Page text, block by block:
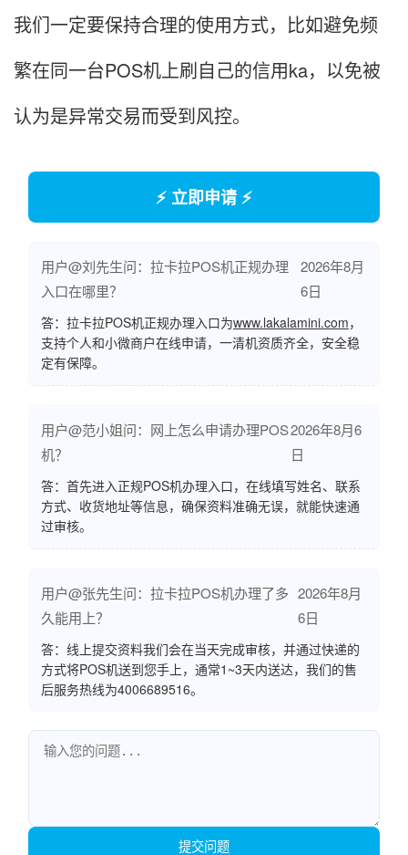
我们一定要保持合理的使用方式，比如避免频
繁在同一台POS机上刷自己的信用ka，以免被
认为是异常交易而受到风控。
⚡ 立即申请 ⚡
用户@刘先生问：拉卡拉POS机正规办理
入口在哪里？
2026年8月
6日
答：拉卡拉POS机正规办理入口为www.lakalamini.com，
支持个人和小微商户在线申请，一清机资质齐全，安全稳
定有保障。
用户@范小姐问：网上怎么申请办理POS
机？
2026年8月6
日
答：首先进入正规POS机办理入口，在线填写姓名、联系
方式、收货地址等信息，确保资料准确无误，就能快速通
过审核。
用户@张先生问：拉卡拉POS机办理了多
久能用上？
2026年8月
6日
答：线上提交资料我们会在当天完成审核，并通过快递的
方式将POS机送到您手上，通常1~3天内送达，我们的售
后服务热线为4006689516。
提交问题